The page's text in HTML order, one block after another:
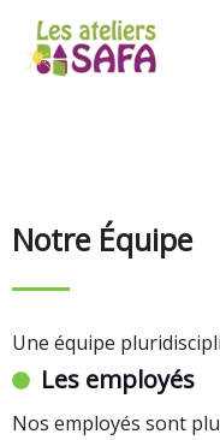
contenu
Notre Équipe
Une équipe
Les employés
Nos employés sont